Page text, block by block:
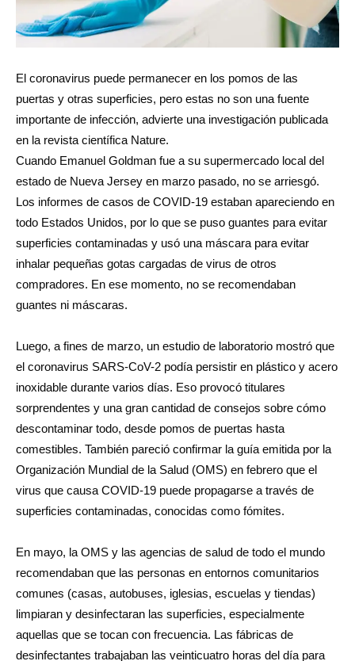
El coronavirus puede permanecer en los pomos de las
puertas y otras superficies, pero estas no son una fuente
importante de infección, advierte una investigación publicada
en la revista científica Nature.
Cuando Emanuel Goldman fue a su supermercado local del
estado de Nueva Jersey en marzo pasado, no se arriesgó.
Los informes de casos de COVID-19 estaban apareciendo en
todo Estados Unidos, por lo que se puso guantes para evitar
superficies contaminadas y usó una máscara para evitar
inhalar pequeñas gotas cargadas de virus de otros
compradores. En ese momento, no se recomendaban
guantes ni máscaras.
Luego, a fines de marzo, un estudio de laboratorio mostró que
el coronavirus SARS-CoV-2 podía persistir en plástico y acero
inoxidable durante varios días. Eso provocó titulares
sorprendentes y una gran cantidad de consejos sobre cómo
descontaminar todo, desde pomos de puertas hasta
comestibles. También pareció confirmar la guía emitida por la
Organización Mundial de la Salud (OMS) en febrero que el
virus que causa COVID-19 puede propagarse a través de
superficies contaminadas, conocidas como fómites.
En mayo, la OMS y las agencias de salud de todo el mundo
recomendaban que las personas en entornos comunitarios
comunes (casas, autobuses, iglesias, escuelas y tiendas)
limpiaran y desinfectaran las superficies, especialmente
aquellas que se tocan con frecuencia. Las fábricas de
desinfectantes trabajaban las veinticuatro horas del día para